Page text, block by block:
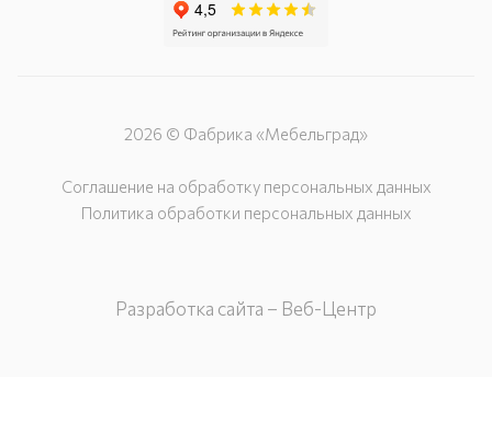
2026 © Фабрика «Мебельград»
Соглашение на обработку персональных данных
Политика обработки персональных данных
Разработка сайта – Веб-Центр